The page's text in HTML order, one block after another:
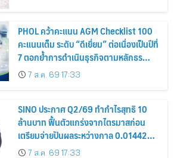
PHOL คว้าคะแนน AGM Checklist 100
คะแนนเต็ม ระดับ “ดีเยี่ยม” ต่อเนื่องเป็นปีที่
7 ตอกย้ำการดำเนินธุรกิจตามหลักธร
รมาภิบาล โปร่งใส สร้างความเชื่อมั่นผู้ถือ
หุ้น
7 ส.ค. 69 17:33
SINO ประกาศ Q2/69 ทำกำไรสุทธิ 10
ล้านบาท ฟื้นตัวแกร่งจากไตรมาสก่อน
เตรียมจ่ายปันผลระหว่างกาล 0.014423
บาทต่อหุ้น ครึ่งปีหลังมุ่งเติบโตต่อเนื่อง
7 ส.ค. 69 17:33